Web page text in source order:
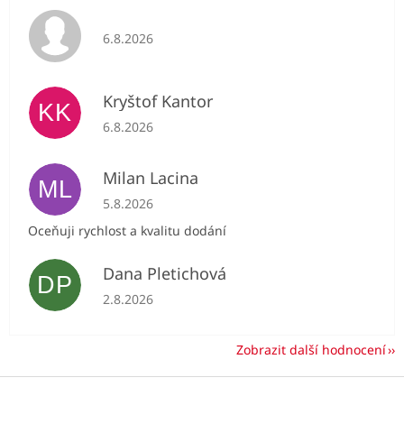
Hodnocení obchodu je 5 z 5 hvězdiček.
6.8.2026
KK Kryštof Kantor
Hodnocení obchodu je 5 z 5 hvězdiček.
6.8.2026
ML Milan Lacina
Hodnocení obchodu je 5 z 5 hvězdiček.
5.8.2026
Oceňuji rychlost a kvalitu dodání
DP Dana Pletichová
Hodnocení obchodu je 5 z 5 hvězdiček.
2.8.2026
Zobrazit další hodnocení
Z